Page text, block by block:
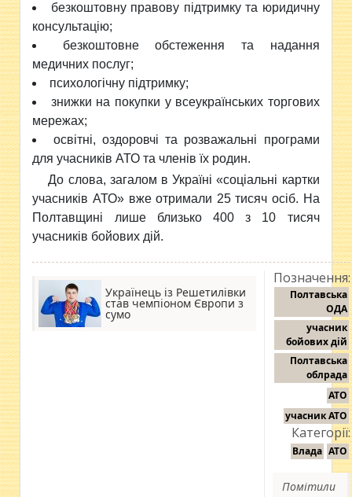
безкоштовну правову підтримку та юридичну
консультацію;
безкоштовне обстеження та надання
медичних послуг;
психологічну підтримку;
знижки на покупки у всеукраїнських торгових
мережах;
освітні, оздоровчі та розважальні програми
для учасників АТО та членів їх родин.
До слова, загалом в Україні «соціальні картки
учасників АТО» вже отримали 25 тисяч осіб. На
Полтавщині лише близько 400 з 10 тисяч
учасників бойових дій.
Українець із Решетилівки
став чемпіоном Європи з
сумо
Позначення:
Полтавська
ОДА
учасник
бойових дій
Полтавська
облрада
АТО
учасник АТО
Категорії:
Влада АТО
Помітили